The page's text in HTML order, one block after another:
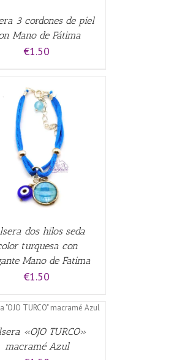
3 cordones de piel
Mano de Fátima
€1.50
dos hilos seda
turquesa con
Mano de Fatima
€1.50
«OJO TURCO»
macramé Azul